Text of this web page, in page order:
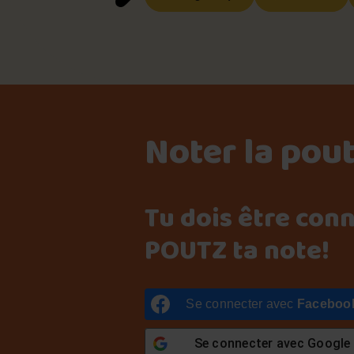
Noter la
Tu dois être
POUTZ ta note!
Se connecter avec
Se connecter avec Google